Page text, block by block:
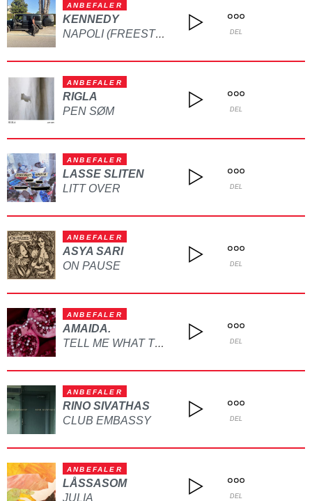
ANBEFALER
KENNEDY
NAPOLI (FREESTYLE) DEL
ANBEFALER
RIGLA
PEN SØM
DEL
ANBEFALER
LASSE SLITEN
LITT OVER
DEL
ANBEFALER
ASYA SARI
ON PAUSE
DEL
ANBEFALER
AMAIDA.
TELL ME WHAT TO DO DEL
ANBEFALER
RINO SIVATHAS
CLUB EMBASSY
DEL
ANBEFALER
LÅSSASOM
JULIA
DEL